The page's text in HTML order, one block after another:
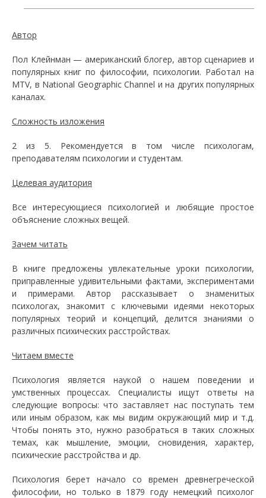
Автор
Пол Клейнман — американский блогер, автор сценариев и
популярных книг по философии, психологии. Работал на
MTV, в National Geographic Channel и на других популярных
каналах.
Сложность изложения
2 из 5. Рекомендуется в том числе психологам,
преподавателям психологии и студентам.
Целевая аудитория
Все интересующиеся психологией и любящие простое
объяснение сложных вещей.
Зачем читать
В книге предложены увлекательные уроки психологии,
приправленные удивительными фактами, экспериментами
и примерами. Автор рассказывает о знаменитых
психологах, знакомит с ключевыми идеями некоторых
популярных теорий и концепций, делится знаниями о
различных психических расстройствах.
Читаем вместе
Психология является наукой о нашем поведении и
умственных процессах. Специалисты ищут ответы на
следующие вопросы: что заставляет нас поступать тем
или иным образом, как мы видим окружающий мир и т.д.
Чтобы понять это, нужно разобраться в таких сложных
темах, как мышление, эмоции, сновидения, характер,
психические расстройства и др.
Психология берет начало со времен древнегреческой
философии, но только в 1879 году немецкий психолог